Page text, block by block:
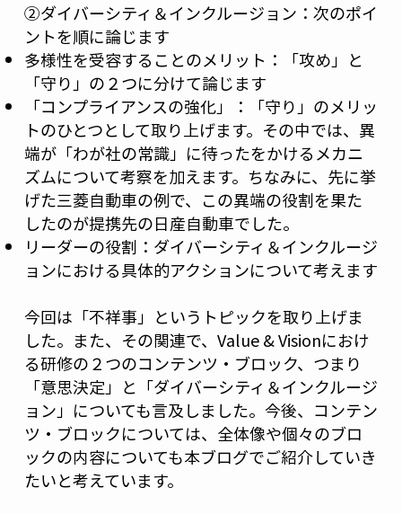
②ダイバーシティ＆インクルージョン：次のポイ
ントを順に論じます
多様性を受容することのメリット：「攻め」と
「守り」の２つに分けて論じます
「コンプライアンスの強化」：「守り」のメリッ
トのひとつとして取り上げます。その中では、異
端が「わが社の常識」に待ったをかけるメカニ
ズムについて考察を加えます。ちなみに、先に挙
げた三菱自動車の例で、この異端の役割を果た
したのが提携先の日産自動車でした。
リーダーの役割：ダイバーシティ＆インクルージ
ョンにおける具体的アクションについて考えます
今回は「不祥事」というトピックを取り上げま
した。また、その関連で、Value & Visionにおけ
る研修の２つのコンテンツ・ブロック、つまり
「意思決定」と「ダイバーシティ＆インクルージ
ョン」についても言及しました。今後、コンテン
ツ・ブロックについては、全体像や個々のブロ
ックの内容についても本ブログでご紹介していき
たいと考えています。